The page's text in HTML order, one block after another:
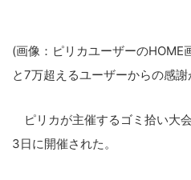
生から普及成長までを
注目される。通信キャ
スクとして数億PV事業
注力中。
(画像：ピリカユーザーのHOME
と7万超えるユーザーからの感
ピリカが主催するゴミ拾い大
3日に開催された。
Drone
VR/AR
投資家登録
特集